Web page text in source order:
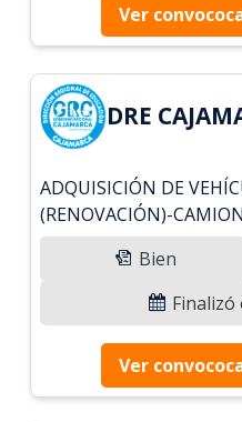
Ver
DRE
ADQUISICIÓN DE
(RENOVACIÓN)-
Bien
Finalizó
Ver